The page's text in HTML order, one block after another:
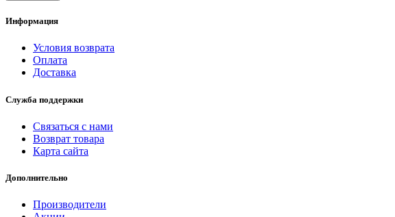
Информация
Условия возврата
Оплата
Доставка
Служба поддержки
Связаться с нами
Возврат товара
Карта сайта
Дополнительно
Производители